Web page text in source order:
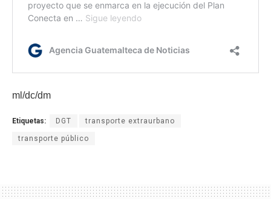
ml/dc/dm
Etiquetas: DGT transporte extraurbano
transporte público